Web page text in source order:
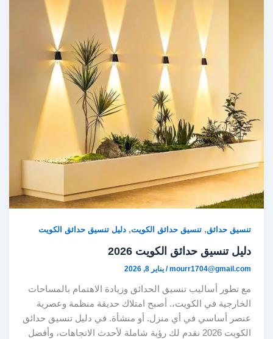
تنسيق حدائق,تنسيق حدائق الكويت,دليل تنسيق حدائق الكويت
دليل تنسيق حدائق الكويت 2026
mourr1704@gmail.com
/يناير 8, 2026
مع تطور أساليب تنسيق الحدائق وزيادة الاهتمام بالمساحات
الخارجية في الكويت،. أصبح امتلاك حديقة منظمة وعصرية
عنصر أساسي في أي منزل. أو منشأة. في دليل تنسيق حدائق
الكويت 2026 نقدم لك رؤية شاملة لأحدث الاتجاهات، وأفضل